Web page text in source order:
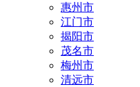
惠州市
江门市
揭阳市
茂名市
梅州市
清远市